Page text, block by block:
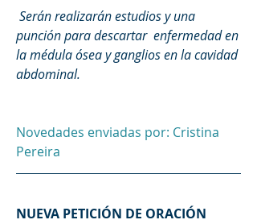
Serán realizarán estudios y una
punción para descartar  enfermedad en
la médula ósea y ganglios en la cavidad
abdominal.
Novedades enviadas por: Cristina
Pereira
NUEVA PETICIÓN DE ORACIÓN